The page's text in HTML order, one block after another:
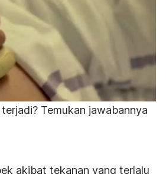
Temukan jawabannya
akibat tekanan yang terlalu